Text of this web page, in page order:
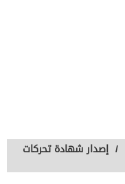
/ إصدار شهادة تحركات